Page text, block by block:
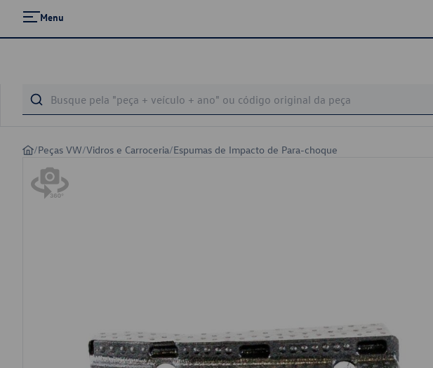
Menu
/Peças VW/Vidros e Carroceria/Espumas de Impacto de Para-choque